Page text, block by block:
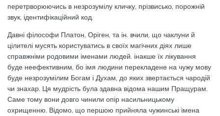
перетрворюючись в незрозумілу кличку, прізвисько, порожній
звук, ідентифікаційний код.
Давні філософи Платон, Оріген, та ін. вчили, що чаклуни й
цілителі мусять користуватись в своїх магічних діях лише
справжніми родовими іменами людей. інакше їх лікування
буде неефективним, бо імя людини перекладене на чужу мову
буде незрозумілим Богам і Духам, до яких звертається чародій
чи знахар. Ця мудрість була здавна відома нашим Пращурам.
Саме тому вони довго чинили опір насильницькому
охрищенню. Відомо, що першою прийняла чужинські імена